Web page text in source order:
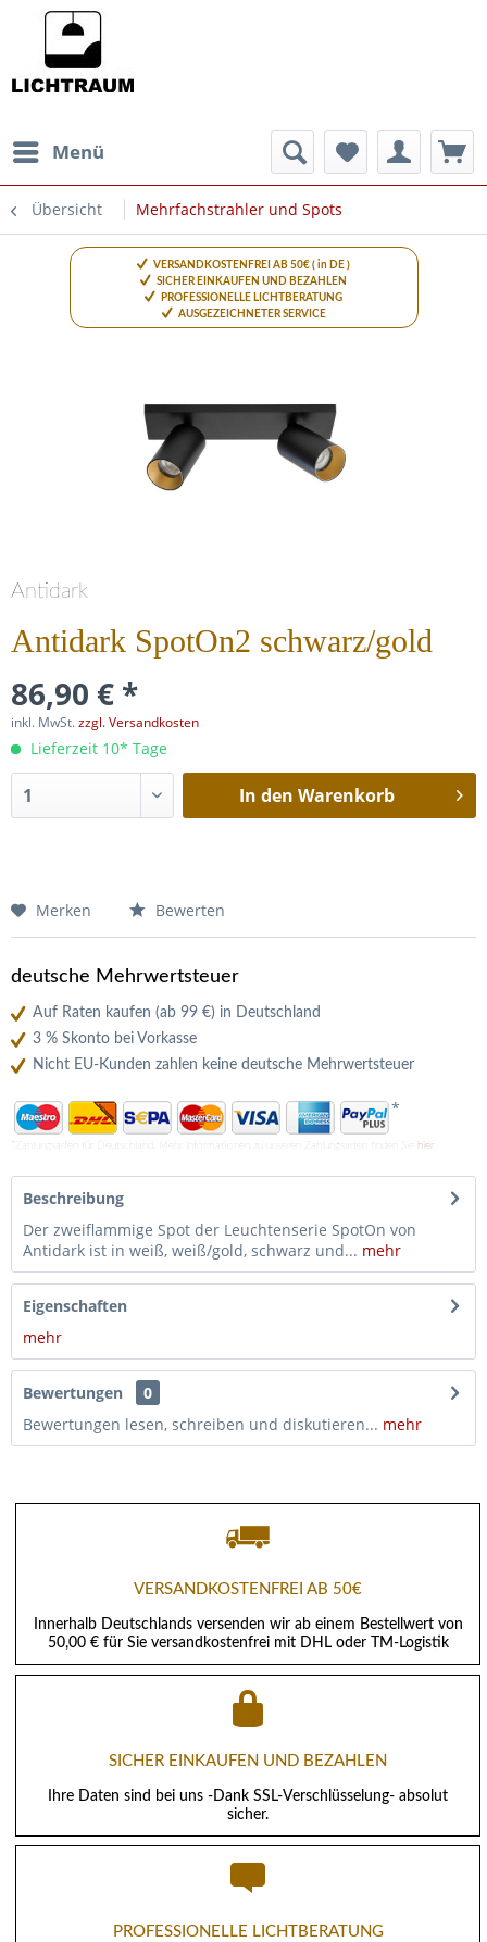
Menü
Übersicht Mehrfachstrahler und Spots
VERSANDKOSTENFREI AB 50€ ( in DE )
SICHER EINKAUFEN UND BEZAHLEN
PROFESSIONELLE LICHTBERATUNG
AUSGEZEICHNETER SERVICE
Antidark
Antidark SpotOn2 schwarz/gold
86,90 € *
inkl. MwSt.zzgl. Versandkosten
Lieferzeit 10* Tage
In den Warenkorb
Merken Bewerten
deutsche Mehrwertsteuer
Auf Raten kaufen (ab 99 €) in Deutschland
3 % Skonto bei Vorkasse
Nicht EU-Kunden zahlen keine deutsche Mehrwertsteuer
*
*Zahlungsarten für Deutschland. Mehr Informationen zu unseren Zahlungsarten finden Sie hier
Beschreibung
Der zweiflammige Spot der Leuchtenserie SpotOn von
Antidark ist in weiß, weiß/gold, schwarz und... mehr
Eigenschaften
mehr
Bewertungen
0
Bewertungen lesen, schreiben und diskutieren... mehr
VERSANDKOSTENFREI AB 50€
Innerhalb Deutschlands versenden wir ab einem Bestellwert von
50,00 € für Sie versandkostenfrei mit DHL oder TM-Logistik
SICHER EINKAUFEN UND BEZAHLEN
Ihre Daten sind bei uns -Dank SSL-Verschlüsselung- absolut
sicher.
PROFESSIONELLE LICHTBERATUNG